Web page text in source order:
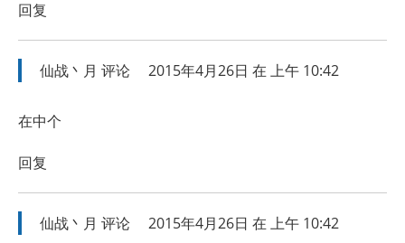
回复
仙战丶月 评论 2015年4月26日 在 上午 10:42
在中个
回复
仙战丶月 评论 2015年4月26日 在 上午 10:42